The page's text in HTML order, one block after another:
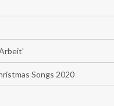
Songs 2020